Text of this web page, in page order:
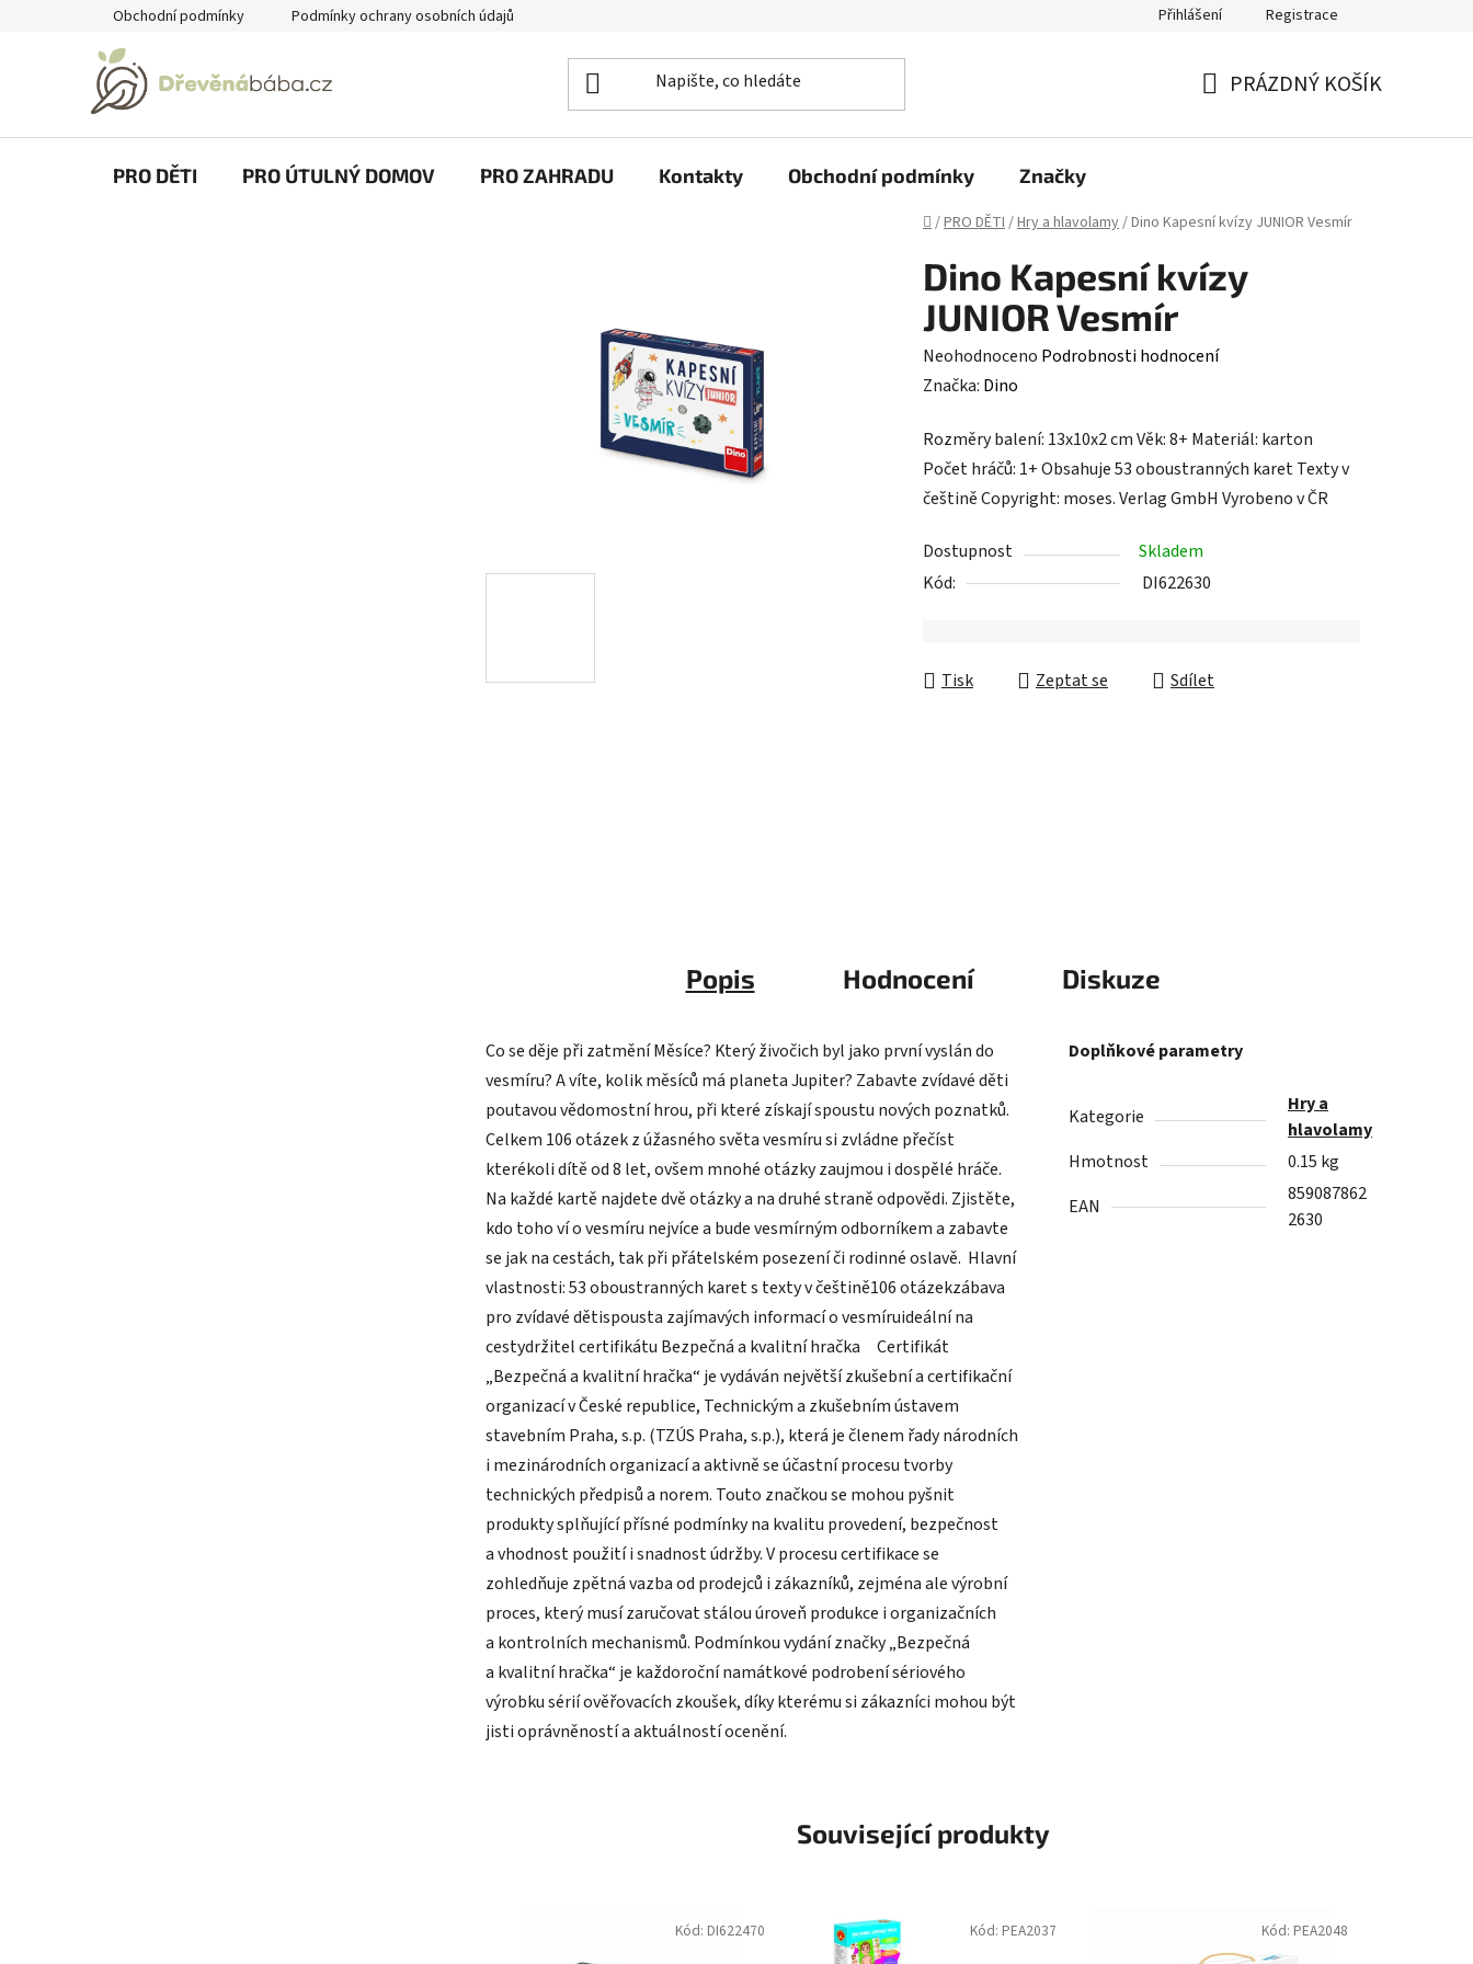
Obchodní podmínky Podmínky ochrany osobních údajů Přihlášení Registrace
PRÁZDNÝ KOŠÍK
PRO DĚTI PRO ÚTULNÝ DOMOV PRO ZAHRADU Kontakty Obchodní podmínky Značky
Domů
/PRO DĚTI/Hry a hlavolamy/Dino Kapesní kvízy JUNIOR Vesmír
Dino Kapesní kvízy
JUNIOR Vesmír
Průměrné
hodnocení
je
0,0
z
hvězdiček.
Neohodnoceno Podrobnosti hodnocení
Značka: Dino
Rozměry balení: 13x10x2 cm Věk: 8+ Materiál: karton
Počet hráčů: 1+ Obsahuje 53 oboustranných karet Texty v
češtině Copyright: moses. Verlag GmbH Vyrobeno v ČR
Dostupnost
Skladem
Kód:
DI622630
Tisk Zeptat se Sdílet
Popis Hodnocení Diskuze
Co se děje při zatmění Měsíce? Který živočich byl jako první vyslán do
vesmíru? A víte, kolik měsíců má planeta Jupiter? Zabavte zvídavé děti
poutavou vědomostní hrou, při které získají spoustu nových poznatků.
Celkem 106 otázek z úžasného světa vesmíru si zvládne přečíst
kterékoli dítě od 8 let, ovšem mnohé otázky zaujmou i dospělé hráče.
Na každé kartě najdete dvě otázky a na druhé straně odpovědi. Zjistěte,
kdo toho ví o vesmíru nejvíce a bude vesmírným odborníkem a zabavte
se jak na cestách, tak při přátelském posezení či rodinné oslavě. Hlavní
vlastnosti: 53 oboustranných karet s texty v češtině106 otázekzábava
pro zvídavé dětispousta zajímavých informací o vesmíruideální na
cestydržitel certifikátu Bezpečná a kvalitní hračka Certifikát
„Bezpečná a kvalitní hračka“ je vydáván největší zkušební a certifikační
organizací v České republice, Technickým a zkušebním ústavem
stavebním Praha, s.p. (TZÚS Praha, s.p.), která je členem řady národních
i mezinárodních organizací a aktivně se účastní procesu tvorby
technických předpisů a norem. Touto značkou se mohou pyšnit
produkty splňující přísné podmínky na kvalitu provedení, bezpečnost
a vhodnost použití i snadnost údržby. V procesu certifikace se
zohledňuje zpětná vazba od prodejců i zákazníků, zejména ale výrobní
proces, který musí zaručovat stálou úroveň produkce i organizačních
a kontrolních mechanismů. Podmínkou vydání značky „Bezpečná
a kvalitní hračka“ je každoroční namátkové podrobení sériového
výrobku sérií ověřovacích zkoušek, díky kterému si zákazníci mohou být
jisti oprávněností a aktuálností ocenění.
Doplňkové parametry
Kategorie
Hry a
hlavolamy
Hmotnost
0.15 kg
EAN
859087862
2630
Související produkty
Kód: DI622470 Kód: PEA2037 Kód: PEA2048